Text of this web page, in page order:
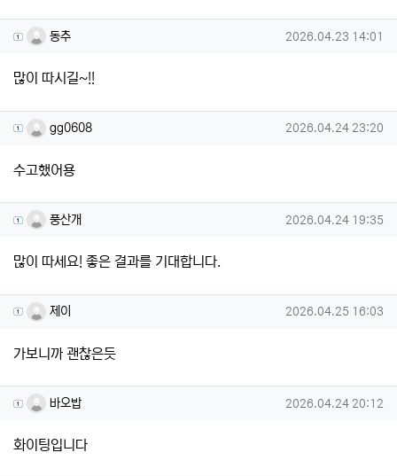
동추님의 댓글
동추 작성일
2026.04.23 14:01
많이 따시길~!!
gg0608님의 댓글
gg0608 작성일
2026.04.24 23:20
수고했어용
풍산개님의 댓글
풍산개 작성일
2026.04.24 19:35
많이 따세요! 좋은 결과를 기대합니다.
제이님의 댓글
제이 작성일
2026.04.25 16:03
가보니까 괜찮은듯
바오밥님의 댓글
바오밥 작성일
2026.04.24 20:12
화이팅입니다